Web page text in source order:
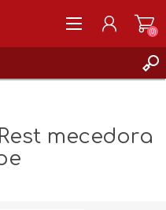
(0)
mecedora